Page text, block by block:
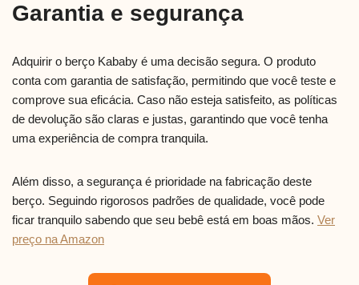
Garantia e segurança
Adquirir o berço Kababy é uma decisão segura. O produto
conta com garantia de satisfação, permitindo que você teste e
comprove sua eficácia. Caso não esteja satisfeito, as políticas
de devolução são claras e justas, garantindo que você tenha
uma experiência de compra tranquila.
Além disso, a segurança é prioridade na fabricação deste
berço. Seguindo rigorosos padrões de qualidade, você pode
ficar tranquilo sabendo que seu bebê está em boas mãos. Ver
preço na Amazon